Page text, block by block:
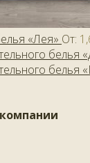
«Лея» От:
белья
белья